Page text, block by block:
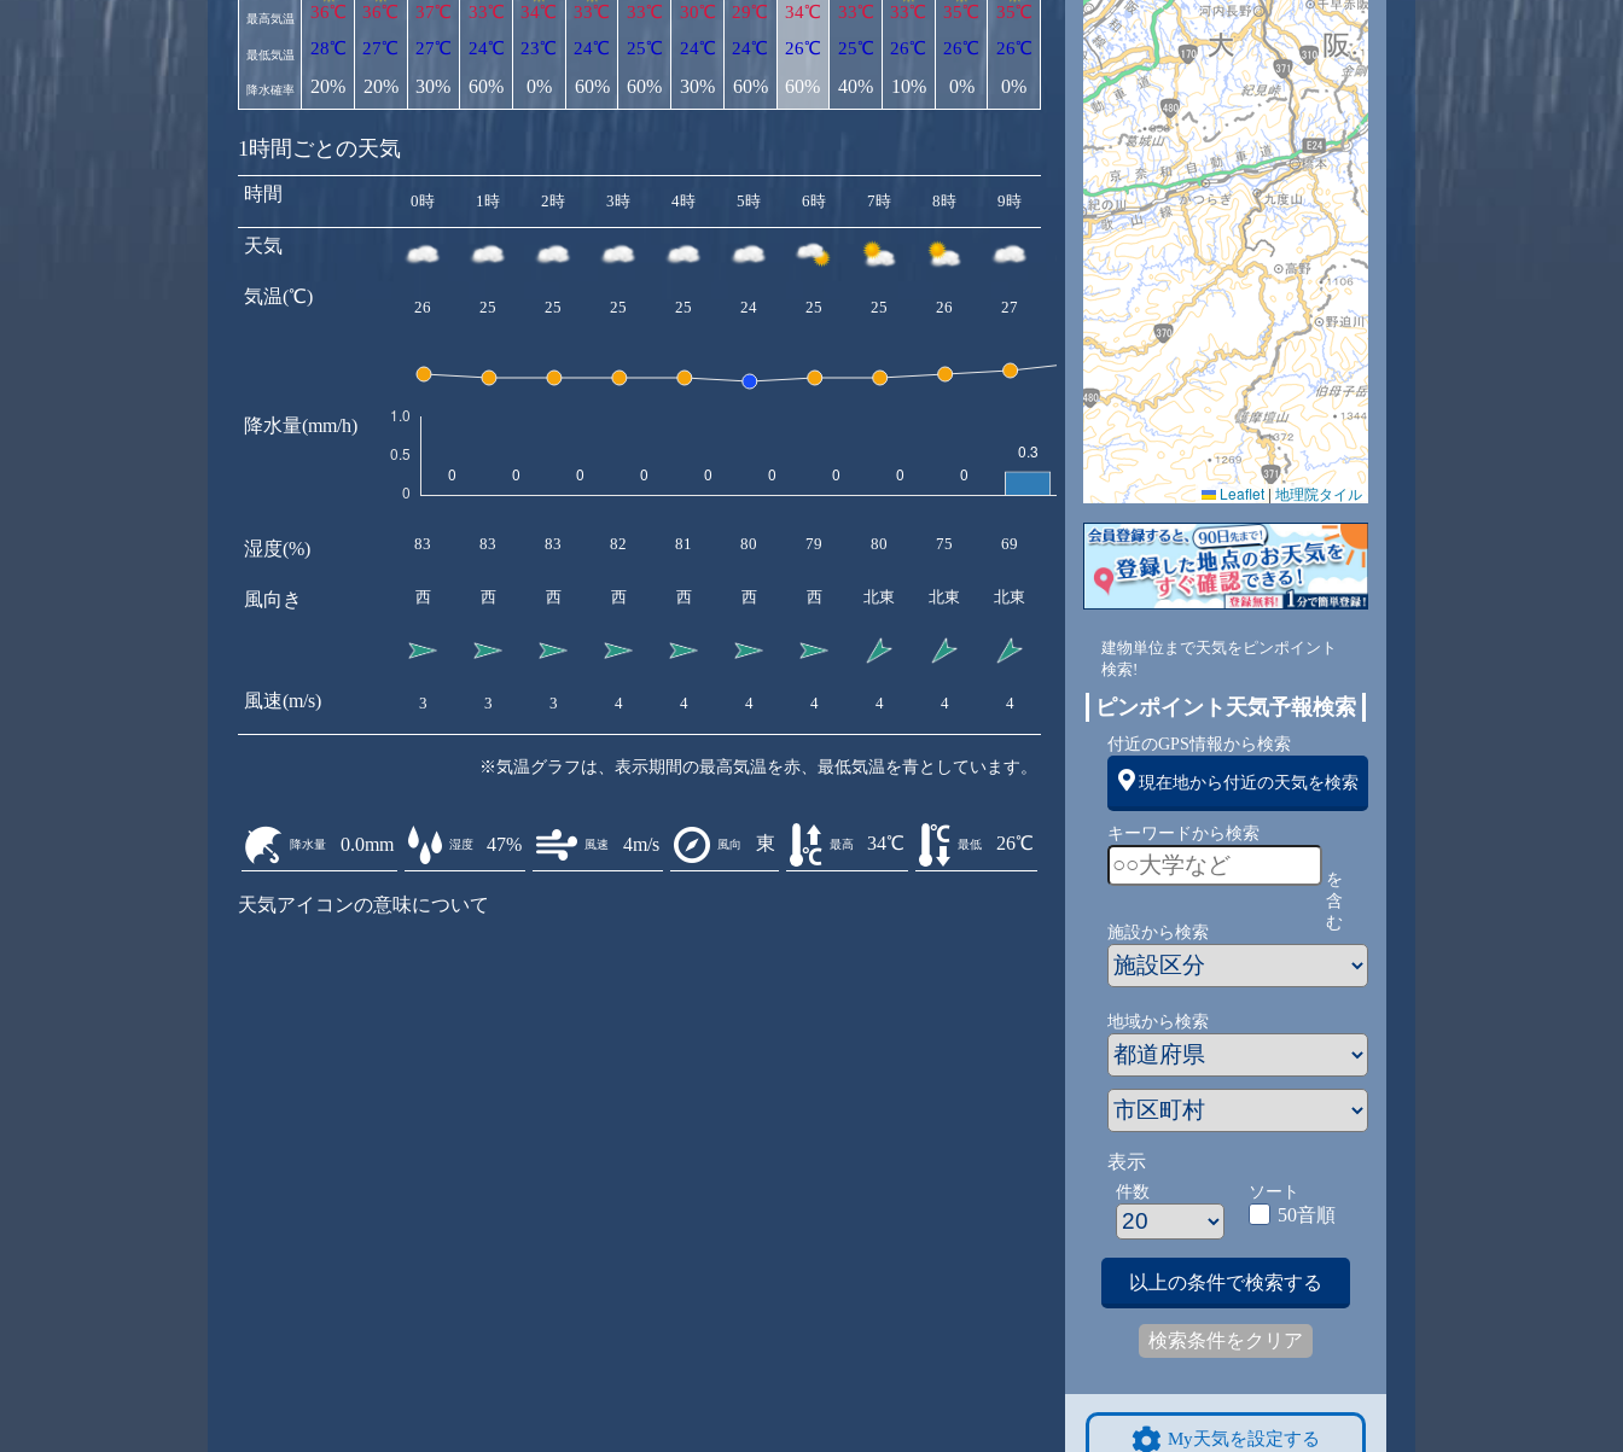
最高気温
最低気温
降水確率
36℃
28℃
20%
36℃
27℃
20%
37℃
27℃
30%
33℃
24℃
60%
34℃
23℃
0%
33℃
24℃
60%
33℃
25℃
60%
30℃
24℃
30%
29℃
24℃
60%
34℃
26℃
60%
33℃
25℃
40%
33℃
26℃
10%
35℃
26℃
0%
35℃
26℃
0%
1時間ごとの天気
時間
天気
気温(℃)
降水量(mm/h)
湿度(%)
風向き
風速(m/s)
0時 1時 2時 3時 4時 5時 6時 7時 8時 9時 10時 11時 12時 13時 14時
26 25 25 25 25 24 25 25 26 27 30 31 32 33
83 83 83 82 81 80 79 80 75 69 54 46 40 44
西 西 西 西 西 西 西 北東 北東 北東 東 東 東
3 3 3 4 4 4 4 4 4 4 4 4 4 4
※気温グラフは、表示期間の最高気温を赤、最低気温を青としています。
降水量 0.0mm 湿度 47% 風速 4m/s 風向 東 最高 34℃ 最低 26℃
天気アイコンの意味について
Leaflet | 地理院タイル
建物単位まで天気をピンポイント
検索!
ピンポイント天気予報検索
付近のGPS情報から検索
現在地から付近の天気を検索
キーワードから検索
を
含
む
施設から検索
地域から検索
表示
件数 ソート
50音順
以上の条件で検索する
検索条件をクリア
My天気を設定する